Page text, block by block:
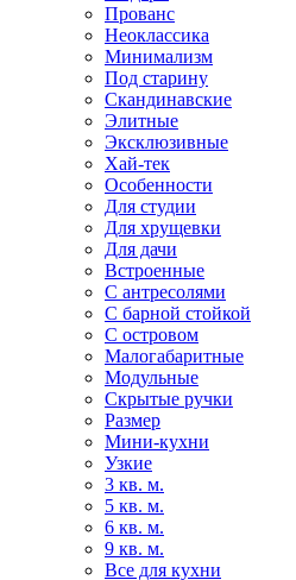
Прованс
Неоклассика
Минимализм
Под старину
Скандинавские
Элитные
Эксклюзивные
Хай-тек
Особенности
Для студии
Для хрущевки
Для дачи
Встроенные
С антресолями
С барной стойкой
С островом
Малогабаритные
Модульные
Скрытые ручки
Размер
Мини-кухни
Узкие
3 кв. м.
5 кв. м.
6 кв. м.
9 кв. м.
Все для кухни